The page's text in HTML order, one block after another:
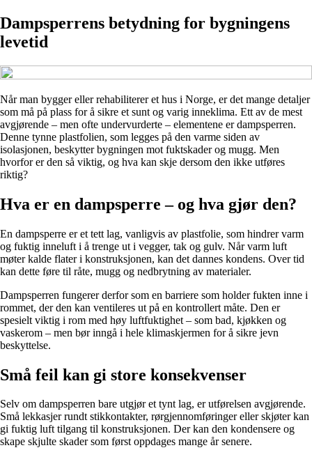
Dampsperrens betydning for bygningens
levetid
Når man bygger eller rehabiliterer et hus i Norge, er det mange detaljer
som må på plass for å sikre et sunt og varig inneklima. Ett av de mest
avgjørende – men ofte undervurderte – elementene er dampsperren.
Denne tynne plastfolien, som legges på den varme siden av
isolasjonen, beskytter bygningen mot fuktskader og mugg. Men
hvorfor er den så viktig, og hva kan skje dersom den ikke utføres
riktig?
Hva er en dampsperre – og hva gjør den?
En dampsperre er et tett lag, vanligvis av plastfolie, som hindrer varm
og fuktig inneluft i å trenge ut i vegger, tak og gulv. Når varm luft
møter kalde flater i konstruksjonen, kan det dannes kondens. Over tid
kan dette føre til råte, mugg og nedbrytning av materialer.
Dampsperren fungerer derfor som en barriere som holder fukten inne i
rommet, der den kan ventileres ut på en kontrollert måte. Den er
spesielt viktig i rom med høy luftfuktighet – som bad, kjøkken og
vaskerom – men bør inngå i hele klimaskjermen for å sikre jevn
beskyttelse.
Små feil kan gi store konsekvenser
Selv om dampsperren bare utgjør et tynt lag, er utførelsen avgjørende.
Små lekkasjer rundt stikkontakter, rørgjennomføringer eller skjøter kan
gi fuktig luft tilgang til konstruksjonen. Der kan den kondensere og
skape skjulte skader som først oppdages mange år senere.